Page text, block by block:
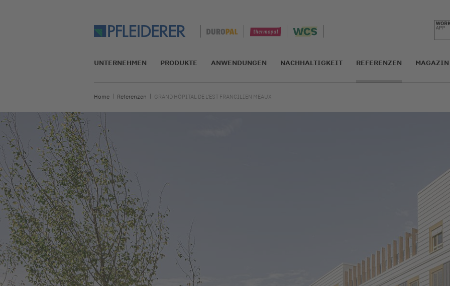
UNTERNEHMEN PRODUKTE ANWENDUNGEN NACHHALTIGKEIT REFERENZEN MAGAZIN
Home Referenzen GRAND HÔPITAL DE L'EST FRANCILIEN MEAUX